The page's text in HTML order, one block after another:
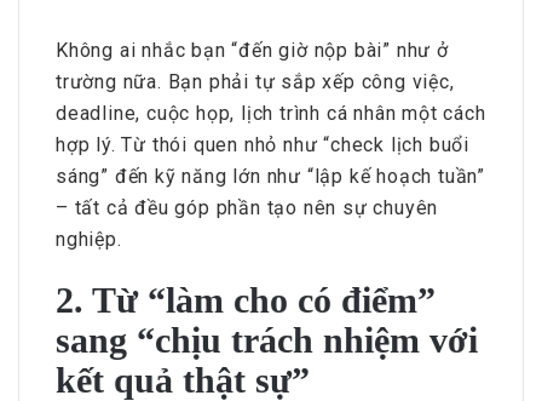
Không ai nhắc bạn “đến giờ nộp bài” như ở
trường nữa. Bạn phải tự sắp xếp công việc,
deadline, cuộc họp, lịch trình cá nhân một cách
hợp lý. Từ thói quen nhỏ như “check lịch buổi
sáng” đến kỹ năng lớn như “lập kế hoạch tuần”
– tất cả đều góp phần tạo nên sự chuyên
nghiệp.
2. Từ “làm cho có điểm”
sang “chịu trách nhiệm với
kết quả thật sự”